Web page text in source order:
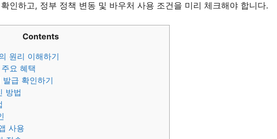
인하고, 정부 정책 변동 및 바우처 사용 조건을 미리 체크해야 합니다.
Contents
원리 이해하기
요 혜택
급 확인하기
방법
사용